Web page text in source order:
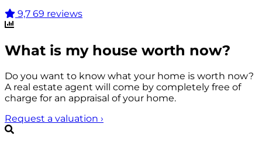
9,7 69 reviews
What is my house worth now?
Do you want to know what your home is worth now?
A real estate agent will come by completely free of
charge for an appraisal of your home.
Request a valuation ›